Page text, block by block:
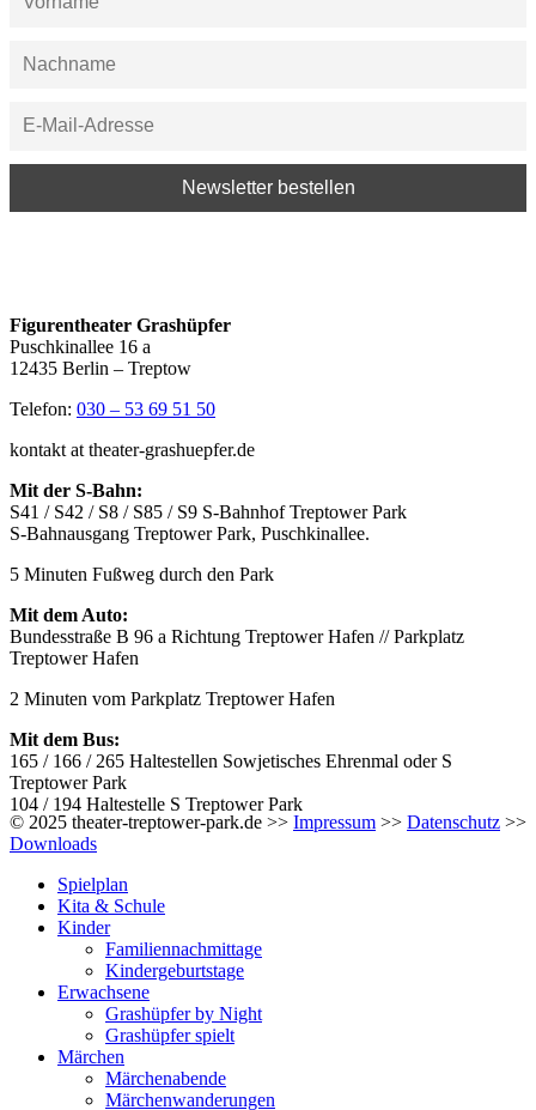
Figurentheater Grashüpfer
Puschkinallee 16 a
12435 Berlin – Treptow
Telefon: 030 – 53 69 51 50
kontakt at theater-grashuepfer.de
Mit der S-Bahn:
S41 / S42 / S8 / S85 / S9 S-Bahnhof Treptower Park
S-Bahnausgang Treptower Park, Puschkinallee.
5 Minuten Fußweg durch den Park
Mit dem Auto:
Bundesstraße B 96 a Richtung Treptower Hafen // Parkplatz
Treptower Hafen
2 Minuten vom Parkplatz Treptower Hafen
Mit dem Bus:
165 / 166 / 265 Haltestellen Sowjetisches Ehrenmal oder S
Treptower Park
104 / 194 Haltestelle S Treptower Park
© 2025 theater-treptower-park.de >> Impressum >> Datenschutz >>
Downloads
Spielplan
Kita & Schule
Kinder
Familiennachmittage
Kindergeburtstage
Erwachsene
Grashüpfer by Night
Grashüpfer spielt
Märchen
Märchenabende
Märchenwanderungen